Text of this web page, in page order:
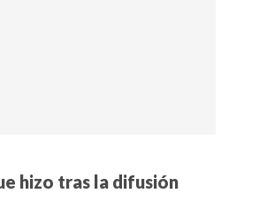
hizo tras la difusión